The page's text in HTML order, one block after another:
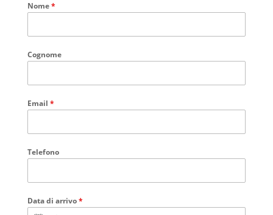
Nome*
Cognome
Email *
Telefono
Data di arrivo*